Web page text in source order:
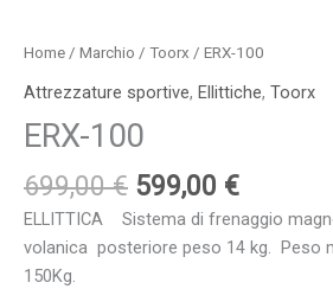
Home / Marchio / Toorx / ERX-100
Attrezzature sportive, Ellittiche, Toorx
ERX-100
699,00€ 599,00 €
ELLITTICA Sistema di frenaggio
volanica posteriore peso 14 kg. Peso
150Kg.